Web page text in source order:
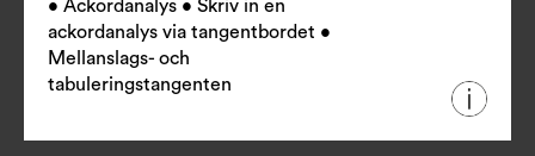
• Ackordanalys • Skriv in en
ackordanalys via tangentbordet •
Mellanslags- och
tabuleringstangenten